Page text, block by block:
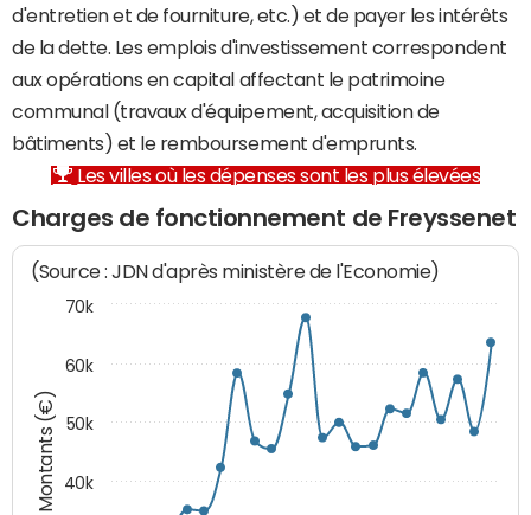
d'entretien et de fourniture, etc.) et de payer les intérêts
de la dette. Les emplois d'investissement correspondent
aux opérations en capital affectant le patrimoine
communal (travaux d'équipement, acquisition de
bâtiments) et le remboursement d'emprunts.
Les villes où les dépenses sont les plus élevées
Charges de fonctionnement de Freyssenet
Montants (€)
(Source : JDN d'après ministère de l'Economie)
40k
50k
60k
70k